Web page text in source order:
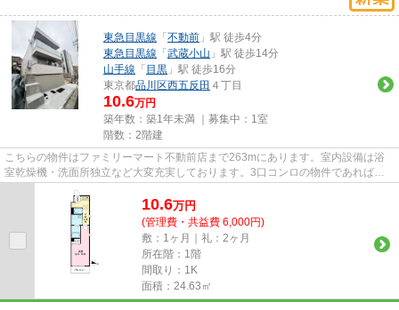
東急目黒線 「 不動前 」駅 徒歩4分
東急目黒線 「 武蔵小山 」駅 徒歩14分
山手線 「 目黒 」駅 徒歩16分
東京都品川区西五反田 ４丁目
10.6万円
築年数：築1年未満 ｜募集中： 1室
階数：2階建
こちらの物件はファミリーマート不動前店まで263mにあります。室内設備は浴
室乾燥機・洗面所独立など大変充実しております。3口コンロの物件であれば、
忙しい朝でも短い時間で一気に料...
10.6万円
(管理費・共益費 6,000円)
敷：1ヶ月｜礼：2ヶ月
所在階：1階
間取り：1K
面積：24.63㎡